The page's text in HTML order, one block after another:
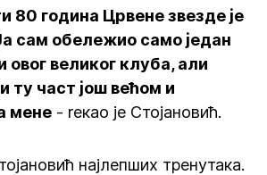
80 година Црвене звезде је
сам обележио само један
овог великог клуба, али
ту част још већом и
мене - rекао је Стојановић.
најлепших тренутака.